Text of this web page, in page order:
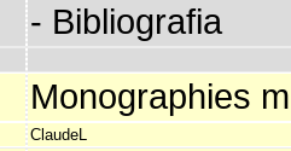
- Bibliografia
Monographies
ClaudeL